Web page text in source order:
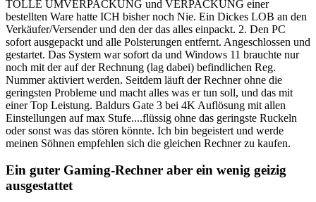
TOLLE UMVERPACKUNG und VERPACKUNG einer
bestellten Ware hatte ICH bisher noch Nie. Ein Dickes LOB an den
Verkäufer/Versender und den der das alles einpackt. 2. Den PC
sofort ausgepackt und alle Polsterungen entfernt. Angeschlossen und
gestartet. Das System war sofort da und Windows 11 brauchte nur
noch mit der auf der Rechnung (lag dabei) befindlichen Reg.
Nummer aktiviert werden. Seitdem läuft der Rechner ohne die
geringsten Probleme und macht alles was er tun soll, und das mit
einer Top Leistung. Baldurs Gate 3 bei 4K Auflösung mit allen
Einstellungen auf max Stufe....flüssig ohne das geringste Ruckeln
oder sonst was das stören könnte. Ich bin begeistert und werde
meinen Söhnen empfehlen sich die gleichen Rechner zu kaufen.
Ein guter Gaming-Rechner aber ein wenig geizig
ausgestattet